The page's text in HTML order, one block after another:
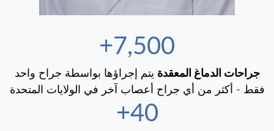
7,500+
جراحات الدماغ المعقدة يتم إجراؤها بواسطة جراح واحد
فقط - أكثر من أي جراح أعصاب آخر في الولايات المتحدة
40+